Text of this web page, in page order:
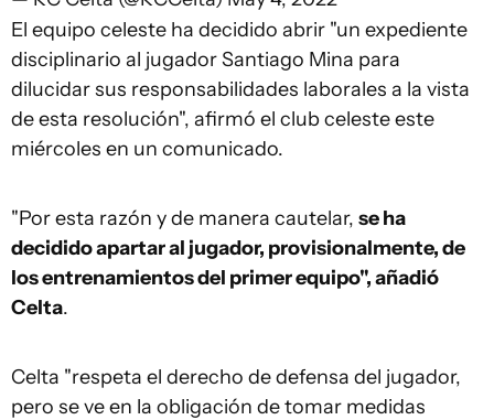
El equipo celeste ha decidido abrir "un expediente
disciplinario al jugador Santiago Mina para
dilucidar sus responsabilidades laborales a la vista
de esta resolución", afirmó el club celeste este
miércoles en un comunicado.
"Por esta razón y de manera cautelar, se ha
decidido apartar al jugador, provisionalmente, de
los entrenamientos del primer equipo", añadió
Celta.
Celta "respeta el derecho de defensa del jugador,
pero se ve en la obligación de tomar medidas